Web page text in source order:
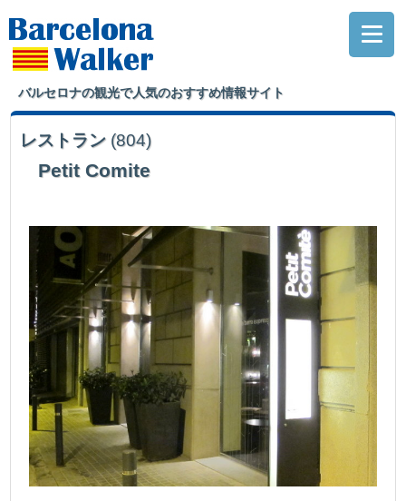
バルセロナの観光で人気のおすすめ情報サイト
レストラン (804)
Petit Comite